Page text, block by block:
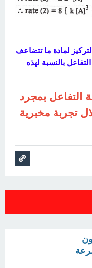
لمادة ما تتضاعف
بالنسبة لهذه
التفاعل بمجرد
تجربة مخبرية